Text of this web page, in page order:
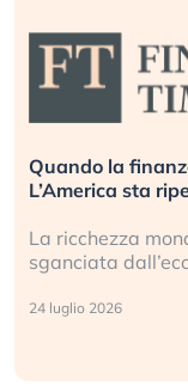
Quando la
L’America sta
La ricchezza
sganciata
24 luglio 2026